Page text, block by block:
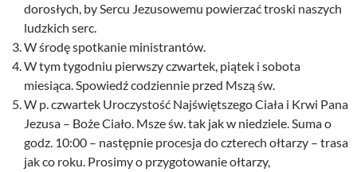
dorosłych, by Sercu Jezusowemu powierzać troski naszych
ludzkich serc.
W środę spotkanie ministrantów.
W tym tygodniu pierwszy czwartek, piątek i sobota
miesiąca. Spowiedź codziennie przed Mszą św.
W p. czwartek Uroczystość Najświętszego Ciała i Krwi Pana
Jezusa – Boże Ciało. Msze św. tak jak w niedziele. Suma o
godz. 10:00 – następnie procesja do czterech ołtarzy – trasa
jak co roku. Prosimy o przygotowanie ołtarzy,